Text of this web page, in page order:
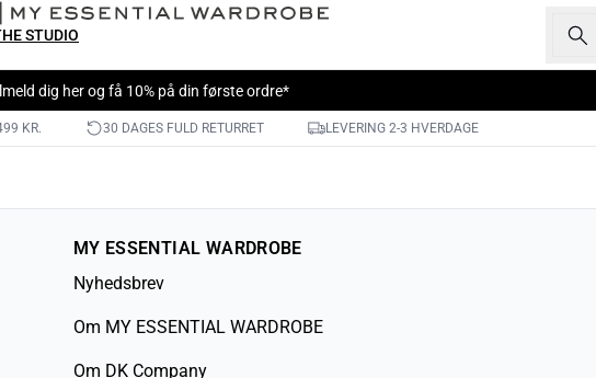
STUDIO
dig herog få 10% på din første ordre*
KR. 30 DAGES FULD RETURRET LEVERING 2-3 HVERDAGE
MY ESSENTIAL WARDROBE
Nyhedsbrev
Om MY ESSENTIAL WARDROBE
Om DK Company